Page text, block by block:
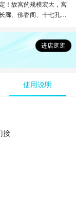
！故宫的规模宏大，宫
廊、佛香阁、十七孔桥
进店逛逛
使用说明
接